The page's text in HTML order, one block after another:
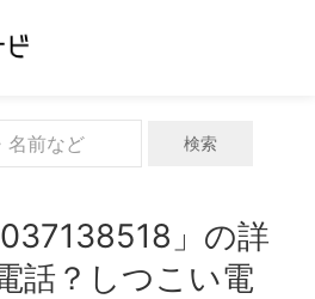
検索
」の詳
話？しつこい電